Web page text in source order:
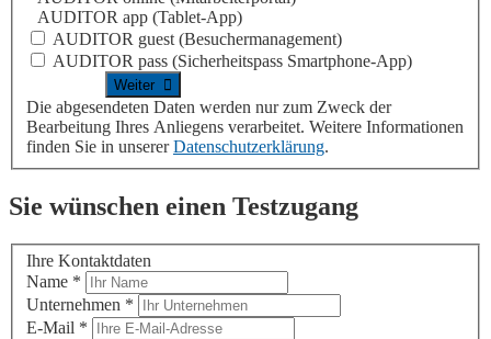
AUDITOR app (Tablet-App)
AUDITOR guest (Besuchermanagement)
AUDITOR pass (Sicherheitspass Smartphone-App)
Die abgesendeten Daten werden nur zum Zweck der
Bearbeitung Ihres Anliegens verarbeitet. Weitere Informationen
finden Sie in unsererDatenschutzerklärung.
Sie wünschen einen Testzugang
Ihre Kontaktdaten
Name *
Unternehmen *
E-Mail *